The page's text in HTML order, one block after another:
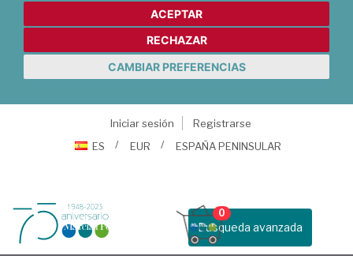
ACEPTAR
RECHAZAR
CAMBIAR PREFERENCIAS
Iniciar sesión
Registrarse
ES
EUR ESPAÑA PENINSULAR
Busqueda avanzada
0